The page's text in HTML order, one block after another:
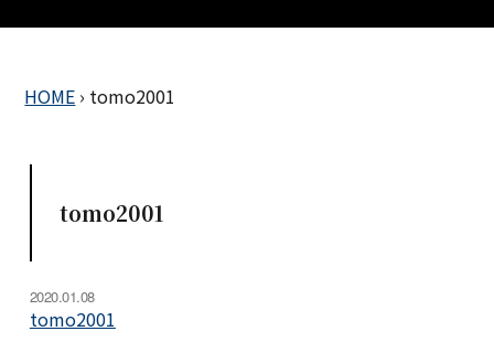
HOME › tomo2001
tomo2001
2020.01.08
tomo2001